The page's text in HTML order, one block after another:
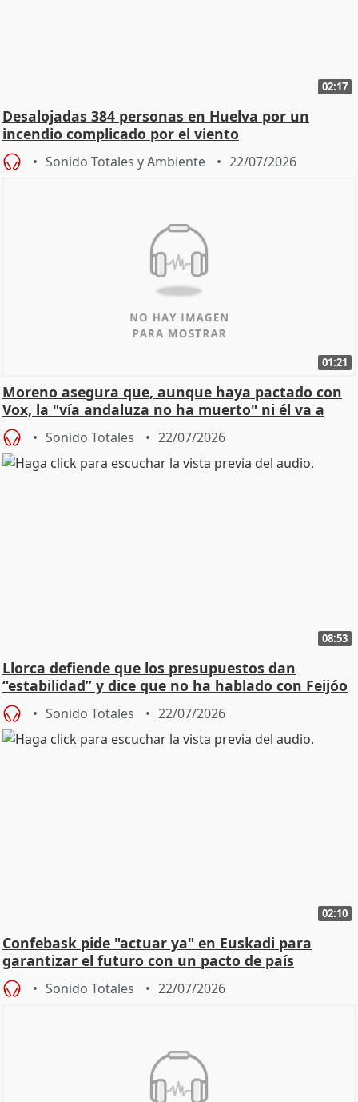
02:17
Desalojadas 384 personas en Huelva por un
incendio complicado por el viento
Sonido Totales y Ambiente 22/07/2026
01:21
Moreno asegura que, aunque haya pactado con
Vox, la "vía andaluza no ha muerto" ni él va a
"cambiar"
Sonido Totales 22/07/2026
08:53
Llorca defiende que los presupuestos dan
“estabilidad” y dice que no ha hablado con Feijóo
Sonido Totales 22/07/2026
02:10
Confebask pide "actuar ya" en Euskadi para
garantizar el futuro con un pacto de país
Sonido Totales 22/07/2026